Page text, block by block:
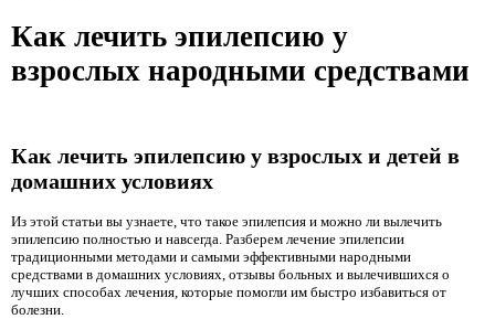
Как лечить эпилепсию у
взрослых народными средствами
Как лечить эпилепсию у взрослых и детей в
домашних условиях
Из этой статьи вы узнаете, что такое эпилепсия и можно ли вылечить
эпилепсию полностью и навсегда. Разберем лечение эпилепсии
традиционными методами и самыми эффективными народными
средствами в домашних условиях, отзывы больных и вылечившихся о
лучших способах лечения, которые помогли им быстро избавиться от
болезни.